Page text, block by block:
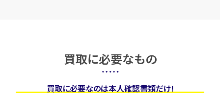
買取に必要なもの
買取に必要なのは本人確認書類だけ!